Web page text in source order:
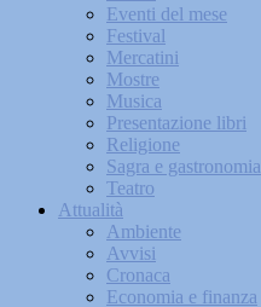
Eventi del mese
Festival
Mercatini
Mostre
Musica
Presentazione libri
Religione
Sagra e gastronomia
Teatro
Attualità
Ambiente
Avvisi
Cronaca
Economia e finanza